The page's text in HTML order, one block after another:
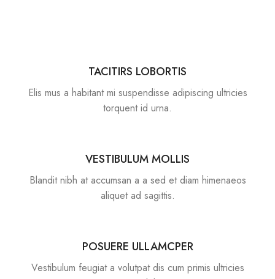
TACITIRS LOBORTIS
Elis mus a habitant mi suspendisse adipiscing ultricies
torquent id urna.
VESTIBULUM MOLLIS
Blandit nibh at accumsan a a sed et diam himenaeos
aliquet ad sagittis.
POSUERE ULLAMCPER
Vestibulum feugiat a volutpat dis cum primis ultricies